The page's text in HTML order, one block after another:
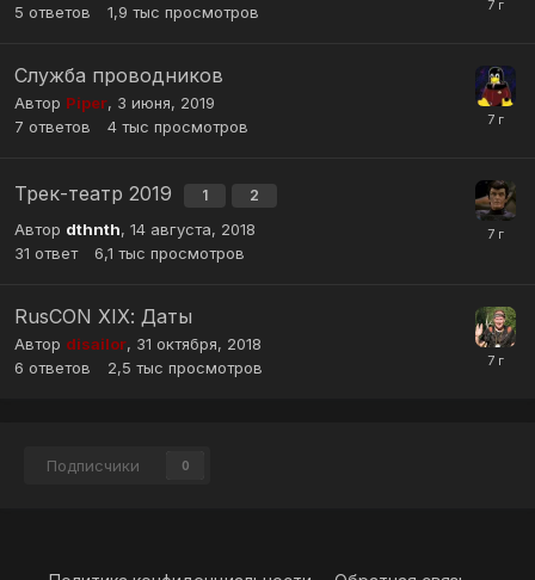
5 ответов 1,9 тыс просмотров
Служба проводников
Автор Piper, 3 июня, 2019
7 ответов 4 тыс просмотров
Трек-театр 2019 1 2
Автор dthnth, 14 августа, 2018
31 ответ 6,1 тыс просмотров
RusCON XIХ: Даты
Автор disailor, 31 октября, 2018
6 ответов 2,5 тыс просмотров
Подписчики 0